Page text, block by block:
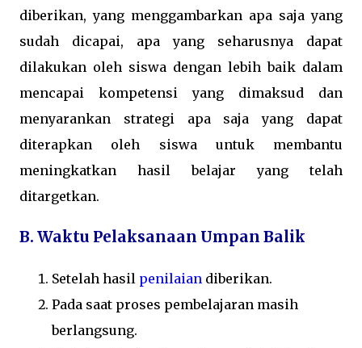
diberikan, yang menggambarkan apa saja yang
sudah dicapai, apa yang seharusnya dapat
dilakukan oleh siswa dengan lebih baik dalam
mencapai kompetensi yang dimaksud dan
menyarankan strategi apa saja yang dapat
diterapkan oleh siswa untuk membantu
meningkatkan hasil belajar yang telah
ditargetkan.
B. Waktu Pelaksanaan Umpan Balik
Setelah hasil penilaian diberikan.
Pada saat proses pembelajaran masih
berlangsung.